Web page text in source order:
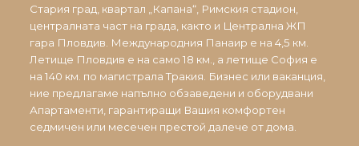
Стария град, квартал „Капана“, Римския стадион,
централната част на града, както и Централна ЖП
гара Пловдив. Международния Панаир е на 4,5 км.
Летище Пловдив е на само 18 км., а летище София е
на 140 км. по магистрала Тракия. Бизнес или ваканция,
ние предлагаме напълно обзаведени и оборудвани
Апартаменти, гарантиращи Вашия комфортен
седмичен или месечен престой далече от дома.